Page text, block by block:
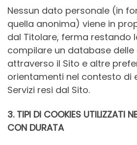
Nessun dato personale (in
quella anonima) viene in
dal Titolare, ferma restando
compilare un database
attraverso il Sito e altre
orientamenti nel contesto di
Servizi resi dal Sito.
3. TIPI DI COOKIES UTILIZZATI
CON DURATA